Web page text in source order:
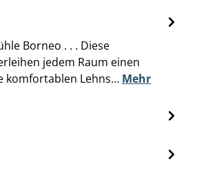
Borneo . . . Diese
jedem Raum einen
komfortablen Lehns… Mehr